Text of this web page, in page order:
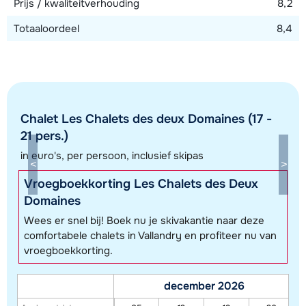
Toon alle accommodaties in dit gebied
Deze kaart geeft een indicatie van de ligging van onze accommodaties. De
exacte locatie kan enigszins afwijken.
Prijs / kwaliteitverhouding
8,2
Totaaloordeel
8,4
Chalet Les Chalets des deux Domaines (17 -
21 pers.)
in euro's, per persoon, inclusief skipas
Vroegboekkorting Les Chalets des Deux
Domaines
Wees er snel bij! Boek nu je skivakantie naar deze
comfortabele chalets in Vallandry en profiteer nu van
vroegboekkorting.
december 2026